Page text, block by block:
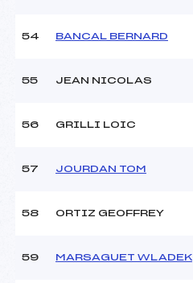
54 BANCAL BERNARD
55 JEAN NICOLAS
56 GRILLI LOIC
57 JOURDAN TOM
58 ORTIZ GEOFFREY
59 MARSAGUET WLADEK